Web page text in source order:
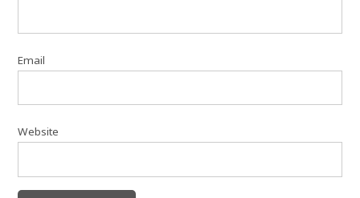
Email
Website